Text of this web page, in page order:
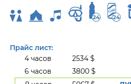
Прайс лист:
4 часов
2534 $
6 часов
3800 $